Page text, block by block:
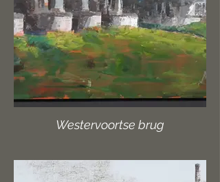
Westervoortse brug